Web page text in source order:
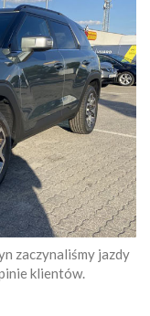
zaczynaliśmy jazdy
klientów.